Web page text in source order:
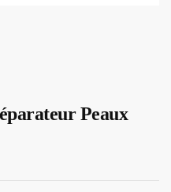
Peaux